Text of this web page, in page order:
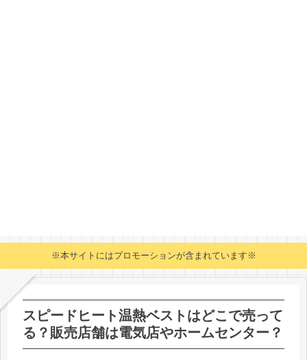
※本サイトにはプロモーションが含まれています※
スピードヒート温熱ベストはどこで売って
る？販売店舗は電気店やホームセンター？